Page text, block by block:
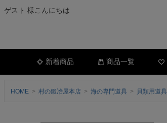
ゲスト 様こんにちは
新着商品 商品一覧
HOME 村の鍛冶屋本店 海の専門道具 貝類用道具